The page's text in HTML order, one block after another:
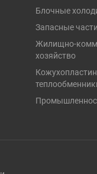
Блочные
Запасные
Жилищно-
хозяйство